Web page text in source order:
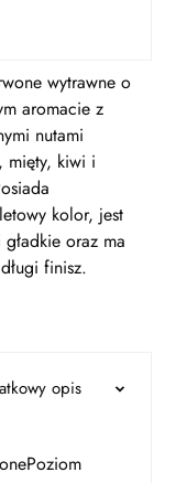
wytrawne o
aromacie z
nutami
mięty, kiwi i
kolor, jest
oraz ma
finisz.
opis